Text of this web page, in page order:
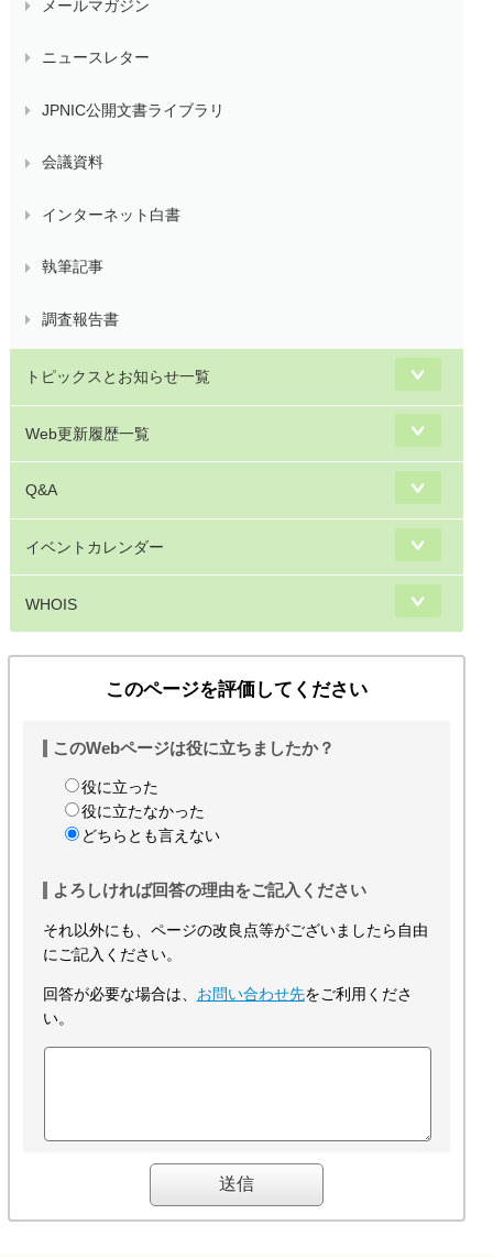
メールマガジン
ニュースレター
JPNIC公開文書ライブラリ
会議資料
インターネット白書
執筆記事
調査報告書
トピックスとお知らせ一覧
Web更新履歴一覧
Q&A
イベントカレンダー
WHOIS
このページを評価してください
このWebページは役に立ちましたか？
役に立った
役に立たなかった
どちらとも言えない
よろしければ回答の理由をご記入ください
それ以外にも、ページの改良点等がございましたら自由
にご記入ください。
回答が必要な場合は、 お問い合わせ先をご利用くださ
い。